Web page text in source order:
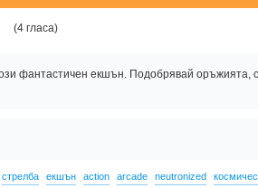
(4 гласа)
фантастичен екшън. Подобрявай оръжията,
стрелба екшън action arcade neutronized